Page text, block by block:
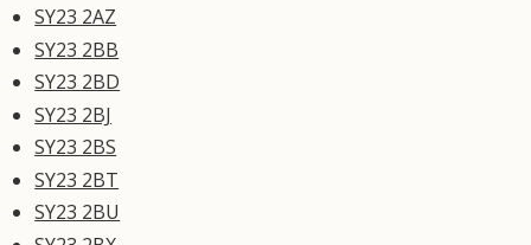
SY23 2AZ
SY23 2BB
SY23 2BD
SY23 2BJ
SY23 2BS
SY23 2BT
SY23 2BU